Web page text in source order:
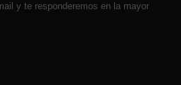
y te responderemos en la mayor